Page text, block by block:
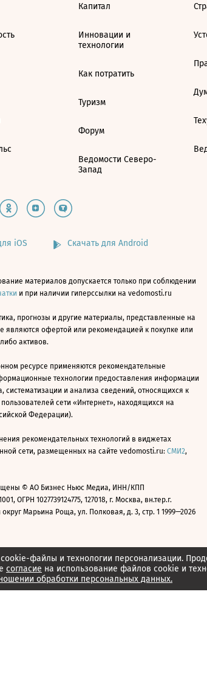
файлы и технологии персонализации.
согласие на использование файлов cookie и
обработки персональных данных.
Капитал
Инновации и
технологии
Как потратить
Туризм
Форум
Ведомости Северо-
Запад
iOS Скачать для Android
материалов допускается только при соблюдении
и при наличии гиперссылки на vedomosti.ru
прогнозы и другие материалы, представленные на
являются офертой или рекомендацией к покупке или
активов.
ресурсе применяются рекомендательные
технологии предоставления информации
систематизации и анализа сведений, относящихся к
сети «Интернет», находящихся на
Федерации).
рекомендательных технологий в виджетах
сети, размещенных на сайте vedomosti.ru: СМИ2,
© АО Бизнес Ньюс Медиа, ИНН/КПП
ОГРН 1027739124775, 127018, г. Москва, вн.тер.г.
Марьина Роща, ул. Полковая, д. 3, стр. 1 1999—2026